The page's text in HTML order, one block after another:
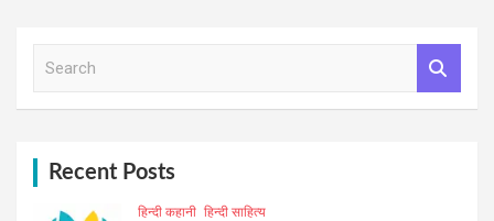
Recent Posts
हिन्दी कहानी हिन्दी साहित्य